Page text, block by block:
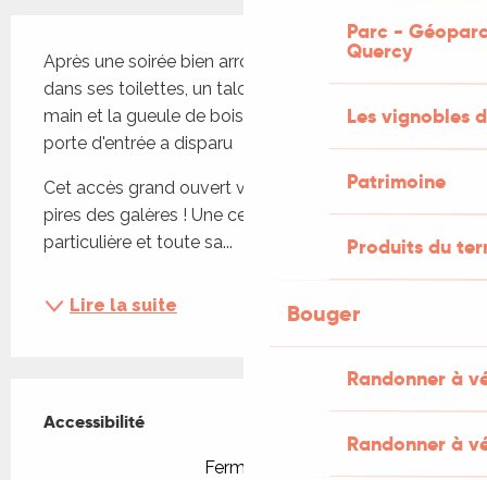
Parc -
Quercy
Les vignobles
Patrimoine
Produits du
Bouger
Randonner à
Randonner à
Après une soirée bien arrosée, Robert se réveille
dans ses toilettes, un talon aiguille calibre 44 à la
main et la gueule de bois. Une chose étrange : la
porte d'entrée a disparu
Cet accès grand ouvert va être le passe droit aux
pires des galères ! Une cendrillon un peu
particulière et toute sa...
Lire la suite
Accessibilité
Accessibilité
Fermer